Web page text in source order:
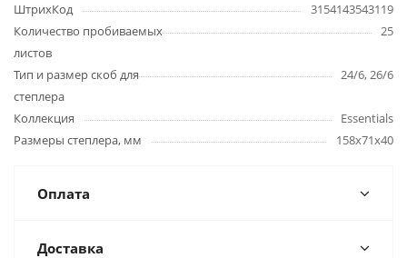
ШтрихКод
3154143543119
Количество пробиваемых
листов
25
Тип и размер скоб для
степлера
24/6, 26/6
Коллекция
Essentials
Размеры степлера, мм
158x71x40
Оплата
Доставка